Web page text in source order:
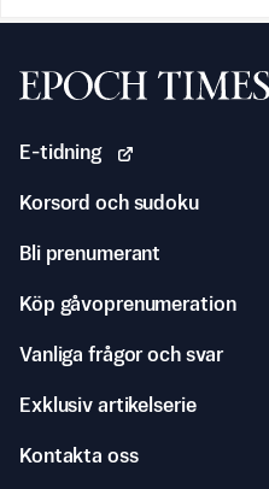
Svenska Epoch Times
E-tidning
Korsord och sudoku
Bli prenumerant
Köp gåvoprenumeration
Vanliga frågor och svar
Exklusiv artikelserie
Kontakta oss